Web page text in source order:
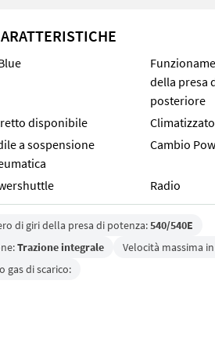
della presa
posteriore
disponibile
a sospensione
Cambio
Radio
di giri della presa di potenza:540/540E
Trazione integrale Velocità massima
gas di scarico: